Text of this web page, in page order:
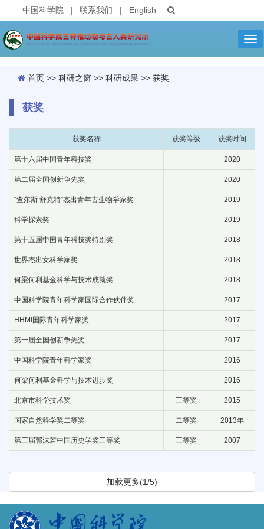
中国科学院 | 联系我们 | English
首页 >> 科研之窗 >> 科研成果 >> 获奖
获奖
获奖名称 获奖等级 获奖时间
第十六届中国青年科技奖 2020
第二届全国创新争先奖 2020
“查尔斯 舒克特”杰出青年古生物学家奖 2019
科学探索奖 2019
第十五届中国青年科技奖特别奖 2018
世界杰出女科学家奖 2018
何梁何利基金科学与技术成就奖 2018
中国科学院青年科学家国际合作伙伴奖 2017
HHMI国际青年科学家奖 2017
第一届全国创新争先奖 2017
中国科学院青年科学家奖 2016
何梁何利基金科学与技术进步奖 2016
北京市科学技术奖 三等奖 2015
国家自然科学奖二等奖 二等奖 2013年
第三届郭沫若中国历史学奖三等奖 三等奖 2007
加载更多(1/5)